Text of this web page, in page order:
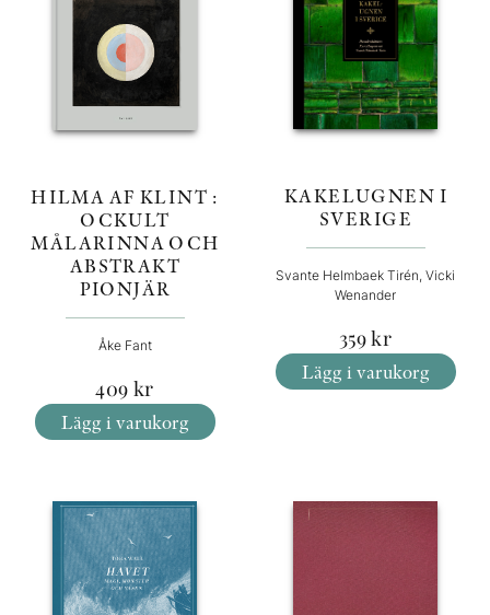
HILMA AF KLINT :
OCKULT
MÅLARINNA OCH
ABSTRAKT
PIONJÄR
Åke Fant
409 kr
Lägg i varukorg
KAKELUGNEN I
SVERIGE
Svante Helmbaek Tirén, Vicki
Wenander
359kr
Lägg i varukorg